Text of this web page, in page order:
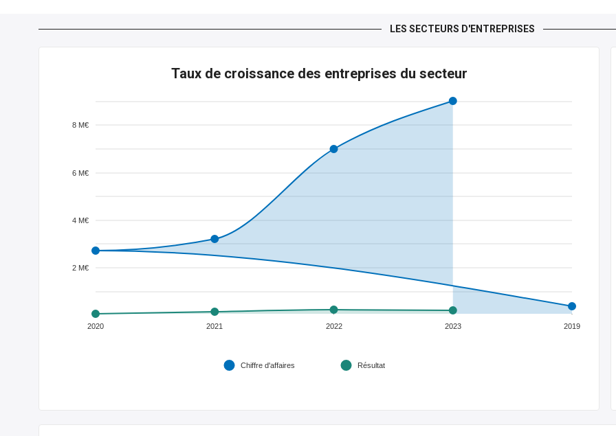
LES SECTEURS D'ENTREPRISES
Taux de croissance des entreprises du secteur
2020 2021 2022 2023 2019
2 M€
4 M€
6 M€
8 M€
Chiffre d'affaires Résultat